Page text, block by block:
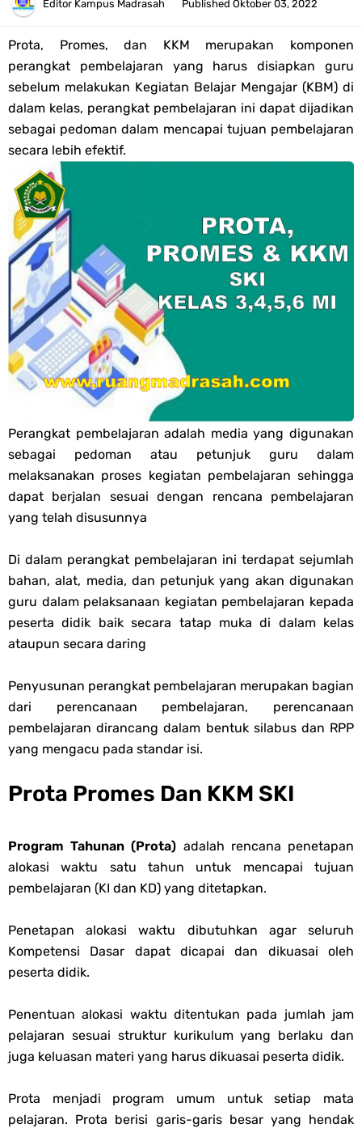
Tahun 2026
Bank Soal PAT Semester 2 Kelas 4 SD/MI Tahun 2026
Pendaftaran Akun Google Workspace bagi GTK Madrasah
Panduan GOOGLE WORKSPACE (GWS) Untuk Guru Madrasah
Bank Soal ASAT/PAT Kelas 5 SD/MI Kurikulum Merdeka Tahun 2026
Bank Soal PAT Kelas 6 SD/MI Semester 2 Kurikulum Merdeka Tahun
Kisi-kisi Soal US/UM Jenjang SD/MI Tahun 2026 Lengkap
POS UM Jenjang MI, MTs Dan MA Tahun 2026
Jawaban Tugas Mandiri Dan Tugas Refleksi Modul Pedagogik SKI
PPG 2025
Jawaban Tugas Mandiri Dan Tugas Refleksi Modul Pedagogik Fiqih
PPG 2025
Jawaban Tugas Mandiri Dan Tugas Refleksi Modul Pedagogik Akidah
Jawaban Tugas Mandiri Dan Tugas Refleksi Modul Pedagogik Al-
Qur'an Hadis PPG 2025
Soal OMI Ekonomi Terintegrasi Jenjang MA
Soal OMI KIMIA Terintegrasi Jenjang MA
Monday, 10 August
Editor Kampus Madrasah Published Oktober 03, 2022
Prota, Promes, dan KKM merupakan komponen
perangkat pembelajaran yang harus disiapkan guru
sebelum melakukan Kegiatan Belajar Mengajar (KBM) di
dalam kelas, perangkat pembelajaran ini dapat dijadikan
sebagai pedoman dalam mencapai tujuan pembelajaran
secara lebih efektif.
Perangkat pembelajaran adalah media yang digunakan
sebagai pedoman atau petunjuk guru dalam
melaksanakan proses kegiatan pembelajaran sehingga
dapat berjalan sesuai dengan rencana pembelajaran
yang telah disusunnya
Di dalam perangkat pembelajaran ini terdapat sejumlah
bahan, alat, media, dan petunjuk yang akan digunakan
guru dalam pelaksanaan kegiatan pembelajaran kepada
peserta didik baik secara tatap muka di dalam kelas
ataupun secara daring
Penyusunan perangkat pembelajaran merupakan bagian
dari perencanaan pembelajaran, perencanaan
pembelajaran dirancang dalam bentuk silabus dan RPP
yang mengacu pada standar isi.
Prota Promes Dan KKM SKI
Program Tahunan (Prota) adalah rencana penetapan
alokasi waktu satu tahun untuk mencapai tujuan
pembelajaran (KI dan KD) yang ditetapkan.
Penetapan alokasi waktu dibutuhkan agar seluruh
Kompetensi Dasar dapat dicapai dan dikuasai oleh
peserta didik.
Penentuan alokasi waktu ditentukan pada jumlah jam
pelajaran sesuai struktur kurikulum yang berlaku dan
juga keluasan materi yang harus dikuasai peserta didik.
Prota menjadi program umum untuk setiap mata
pelajaran. Prota berisi garis-garis besar yang hendak